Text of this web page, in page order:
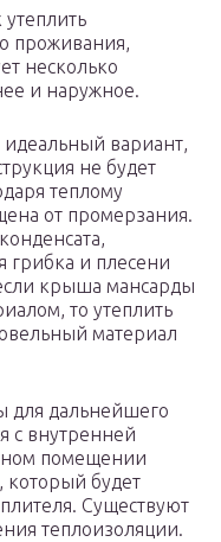
утеплить
проживания,
несколько
и наружное.
вариант,
не будет
теплому
от промерзания.
грибка и плесени
крыша мансарды
то утеплить
материал
для дальнейшего
с внутренней
помещении
который будет
Существуют
теплоизоляции.